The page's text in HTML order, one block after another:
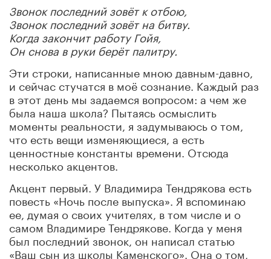
Звонок последний зовёт к отбою,
Звонок последний зовёт на битву.
Когда закончит работу Гойя,
Он снова в руки берёт палитру.
Эти строки, написанные мною давным-давно,
и сейчас стучатся в моё сознание. Каждый раз
в этот день мы задаемся вопросом: а чем же
была наша школа? Пытаясь осмыслить
моменты реальности, я задумываюсь о том,
что есть вещи изменяющиеся, а есть
ценностные константы времени. Отсюда
несколько акцентов.
Акцент первый. У Владимира Тендрякова есть
повесть «Ночь после выпуска». Я вспоминаю
ее, думая о своих учителях, в том числе и о
самом Владимире Тендрякове. Когда у меня
был последний звонок, он написал статью
«Ваш сын из школы Каменского». Она о том,